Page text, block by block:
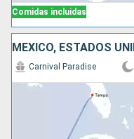
Comidas incluidas
MÉXICO, ESTADOS
Carnival Paradise